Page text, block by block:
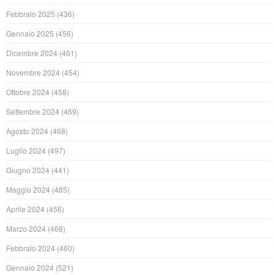
Febbraio 2025 (436)
Gennaio 2025 (456)
Dicembre 2024 (461)
Novembre 2024 (454)
Ottobre 2024 (458)
Settembre 2024 (469)
Agosto 2024 (468)
Luglio 2024 (497)
Giugno 2024 (441)
Maggio 2024 (485)
Aprile 2024 (456)
Marzo 2024 (468)
Febbraio 2024 (460)
Gennaio 2024 (521)